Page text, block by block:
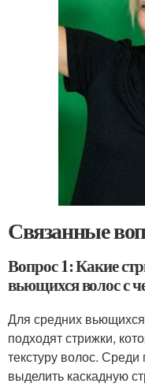
Связанные
Вопрос 1: Какие
вьющихся волос с
Для средних
подходят стрижки,
текстуру волос.
выделить каскадную